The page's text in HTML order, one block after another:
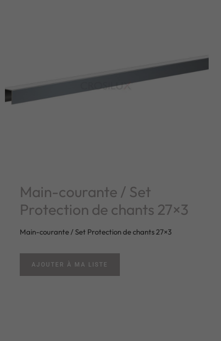
Main-courante / Set
Protection de chants 27×3
Main-courante / Set Protection de chants 27×3
AJOUTER À MA LISTE